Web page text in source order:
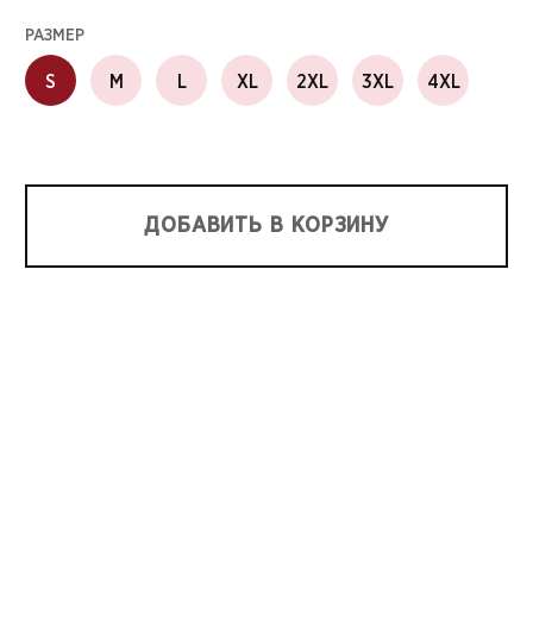
РАЗМЕР
S M L XL 2XL 3XL 4XL
ДОБАВИТЬ В КОРЗИНУ